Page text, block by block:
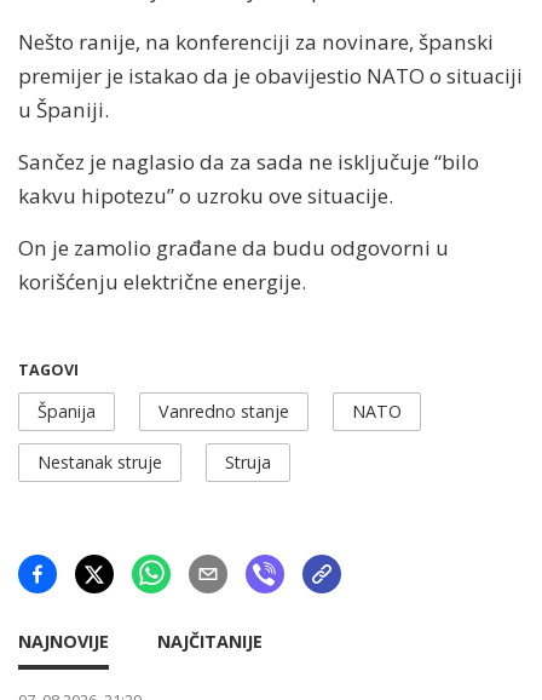
Nešto ranije, na konferenciji za novinare, španski
premijer je istakao da je obavijestio NATO o situaciji
u Španiji.
Sančez je naglasio da za sada ne isključuje “bilo
kakvu hipotezu” o uzroku ove situacije.
On je zamolio građane da budu odgovorni u
korišćenju električne energije.
TAGOVI
Španija Vanredno stanje NATO
Nestanak struje Struja
NAJNOVIJE NAJČITANIJE